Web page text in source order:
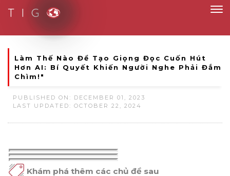
T I G
Làm Thế Nào Để Tạo Giọng Đọc Cuốn Hút
Hơn AI: Bí Quyết Khiến Người Nghe Phải Đắm
Chìm!"
PUBLISHED ON: DECEMBER 01, 2023
LAST UPDATED: OCTOBER 22, 2024
Khám phá thêm các chủ đề sau